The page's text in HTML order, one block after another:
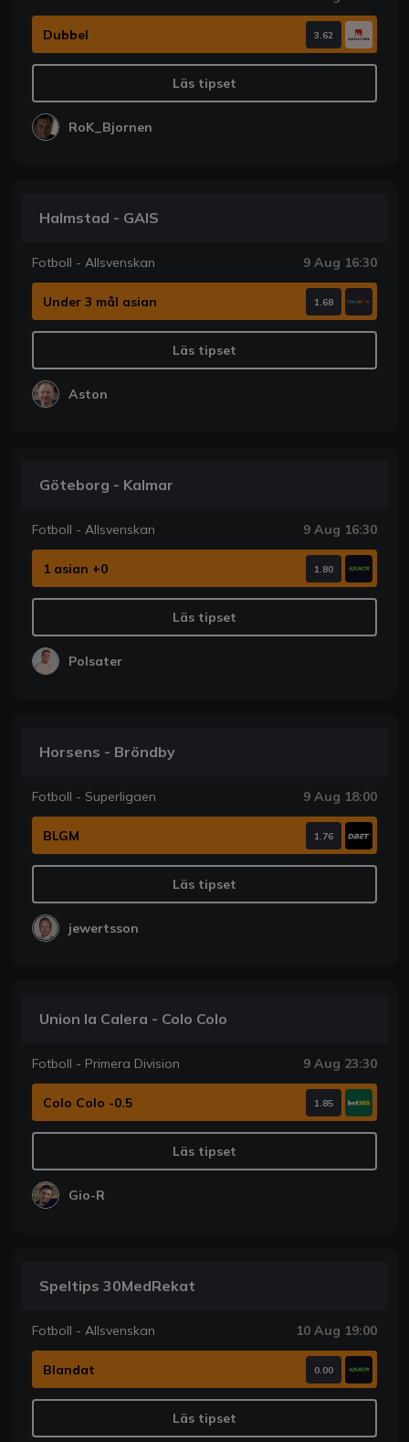
Dubbel 3.62
Läs tipset
RoK_Bjornen
Halmstad - GAIS
Fotboll - Allsvenskan 9 Aug 16:30
Under 3 mål asian 1.68
Läs tipset
Aston
Göteborg - Kalmar
Fotboll - Allsvenskan 9 Aug 16:30
1 asian +0 1.80
Läs tipset
Polsater
Horsens - Bröndby
Fotboll - Superligaen 9 Aug 18:00
BLGM 1.76
Läs tipset
jewertsson
Union la Calera - Colo Colo
Fotboll - Primera Division 9 Aug 23:30
Colo Colo -0.5 1.85
Läs tipset
Gio-R
Speltips 30MedRekat
Fotboll - Allsvenskan 10 Aug 19:00
Blandat 0.00
Läs tipset